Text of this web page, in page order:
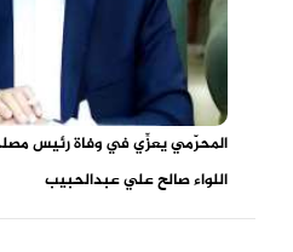
المحرّمي يعزِّي في وفاة رئيس
اللواء صالح علي عبدالحبيب